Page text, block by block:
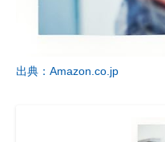
出典：Amazon.co.jp